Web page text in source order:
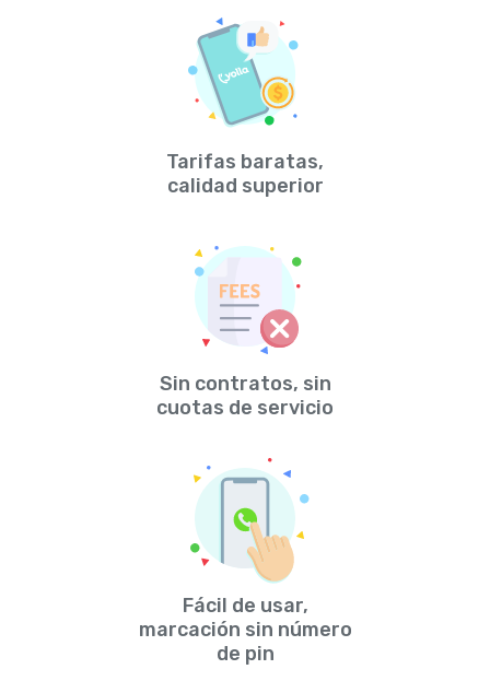
Tarifas baratas,
calidad superior
Sin contratos, sin
cuotas de servicio
Fácil de usar,
marcación sin número
de pin